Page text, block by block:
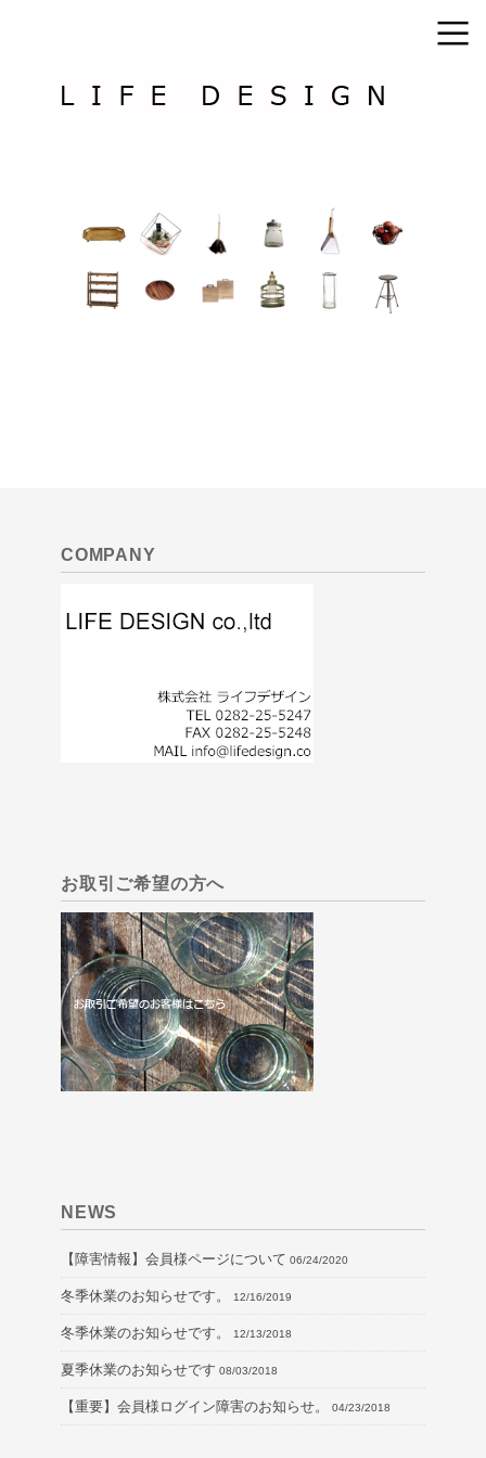
COMPANY
お取引ご希望の方へ
NEWS
【障害情報】会員様ページについて 06/24/2020
冬季休業のお知らせです。 12/16/2019
冬季休業のお知らせです。 12/13/2018
夏季休業のお知らせです 08/03/2018
【重要】会員様ログイン障害のお知らせ。 04/23/2018